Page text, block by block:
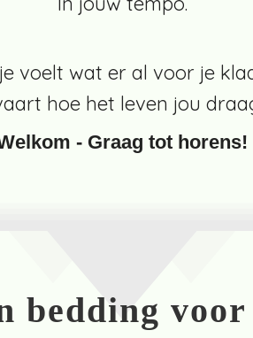
voelt wat er al voor je
hoe het leven jou
- Graag tot horens!
bedding